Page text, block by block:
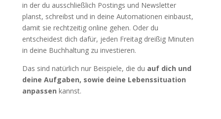
in der du ausschließlich Postings und Newsletter
planst, schreibst und in deine Automationen einbaust,
damit sie rechtzeitig online gehen. Oder du
entscheidest dich dafür, jeden Freitag dreißig Minuten
in deine Buchhaltung zu investieren.
Das sind natürlich nur Beispiele, die du auf dich und
deine Aufgaben, sowie deine Lebenssituation
anpassen kannst.